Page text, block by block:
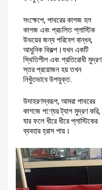
সংক্ষেপে, পাথরের কাগজ হল
কাগজ এবং প্রচলিত প্লাস্টিক
উভয়ের জন্য পরিবেশ বান্ধব,
আধুনিক বিকল্প।যখন একটি
স্থিতিশীল এবং প্রতিরোধী মুদ্রণ
স্তর প্রয়োজন হয় তখন
নিখুঁতভাবে উপযুক্ত.
উদাহরণস্বরূপ, আমরা পাথরের
কাগজে পণ্যের ট্যাগ মুদ্রণ করি,
যার ফলে ধীরে ধীরে প্লাস্টিকের
ব্যবহার হ্রাস পায়।